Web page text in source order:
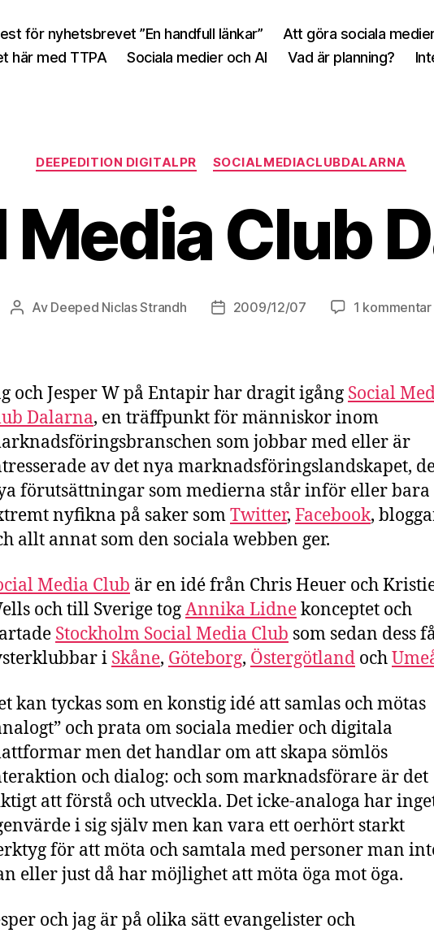
för nyhetsbrevet ”En handfull länkar”
Att göra sociala
här med TTPA
Sociala medier och AI Vad är planning?
Kategorier
DEEPEDITION DIGITALPR SOCIALMEDIACLUBDALARNA
Media Club
Inläggsförfattare
Av Deeped Niclas Strandh Inläggsdatum
2009/12/07 1 kommentar
och Jesper W på Entapir har dragit igång Social
Dalarna, en träffpunkt för människor inom
som jobbar med eller är
av det nya marknadsföringslandskapet,
förutsättningar som medierna står inför eller bara
nyfikna på saker somTwitter, Facebook,
allt annat som den sociala webben ger.
Media Club är en idé från Chris Heuer och
och till Sverige togAnnika Lidnekonceptet och
Stockholm Social Media Club som sedan dess
i Skåne, Göteborg, Östergötland och
kan tyckas som en konstig idé att samlas och mötas
och prata om sociala medier och digitala
men det handlar om att skapa sömlös
och dialog: och som marknadsförare är det
att förstå och utveckla. Det icke-analoga har
i sig själv men kan vara ett oerhört starkt
för att möta och samtala med personer man
eller just då har möjlighet att möta öga mot öga.
och jag är på olika sätt evangelister och